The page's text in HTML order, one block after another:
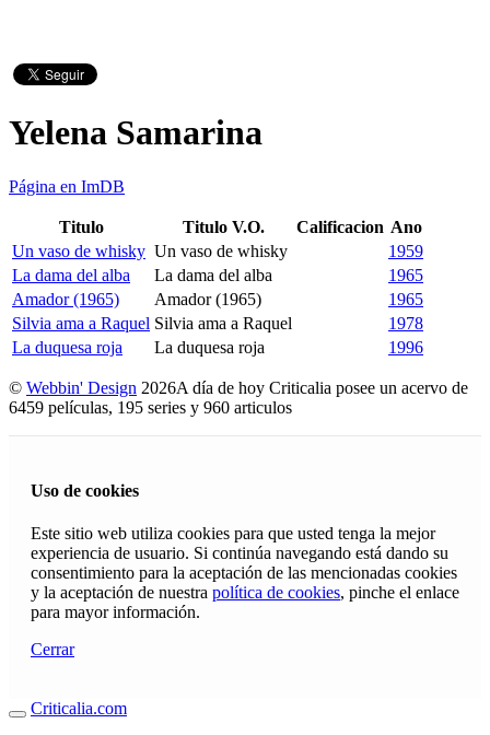
Yelena Samarina
Página en ImDB
Titulo Titulo V.O. Calificacion Ano
Un vaso de whisky Un vaso de whisky
1959
La dama del alba
La dama del alba
1965
Amador (1965)
Amador (1965)
1965
Silvia ama a Raquel Silvia ama a Raquel
1978
La duquesa roja
La duquesa roja 1996
© Webbin' Design 2026A día de hoy Criticalia posee un acervo de
6459 películas, 195 series y 960 articulos
Uso de cookies
Este sitio web utiliza cookies para que usted tenga la mejor
experiencia de usuario. Si continúa navegando está dando su
consentimiento para la aceptación de las mencionadas cookies
y la aceptación de nuestra política de cookies, pinche el enlace
para mayor información.
Cerrar
Criticalia.com